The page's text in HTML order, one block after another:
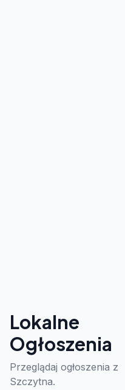
Lokalne
Ogłoszenia
Przeglądaj ogłoszenia z
Szczytna.